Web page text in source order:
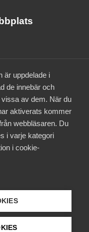
är uppdelade i
de innebär och
av dem. När du
aktiverats kommer
webbläsaren. Du
i varje kategori
i cookie-
environment
webinars for our
within new